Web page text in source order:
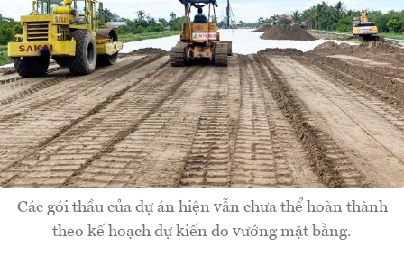
Các gói thầu của dự án hiện vẫn chưa thể hoàn thành
theo kế hoạch dự kiến do vướng mặt bằng.